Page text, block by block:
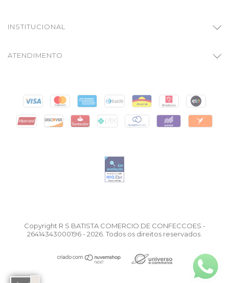
INSTITUCIONAL
ATENDIMENTO
Copyright R S BATISTA COMERCIO DE CONFECCOES -
26414343000196 - 2026. Todos os direitos reservados.